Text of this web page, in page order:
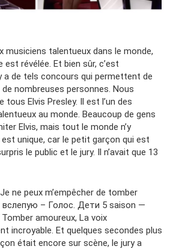
musiciens talentueux dans le monde,
révélée. Et bien sûr, c’est
a de tels concours qui permettent de
nombreuses personnes. Nous
tous Elvis Presley. Il est l’un des
au monde. Beaucoup de gens
Elvis, mais tout le monde n’y
unique, car le petit garçon qui est
le public et le jury. Il n’avait que 13
ne peux m’empêcher de tomber
– Голос. Дети 5 saison —
amoureux, La voix
incroyable. Et quelques secondes plus
était encore sur scène, le jury a